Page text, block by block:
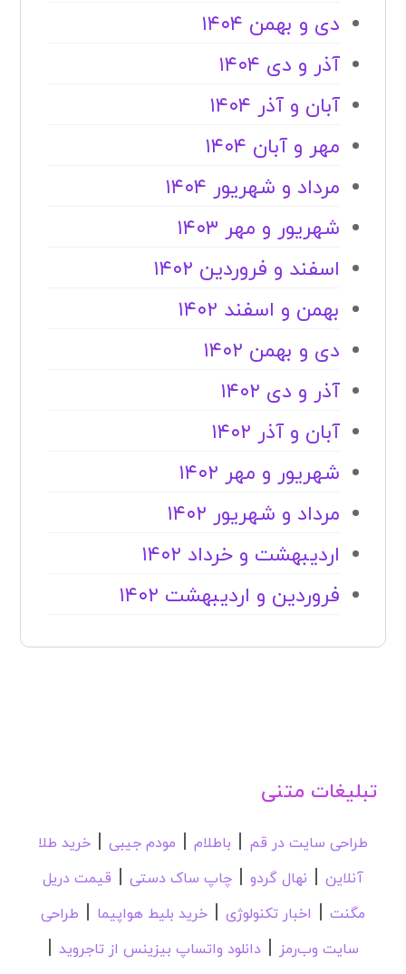
دی و بهمن ۱۴۰۴
آذر و دی ۱۴۰۴
آبان و آذر ۱۴۰۴
مهر و آبان ۱۴۰۴
مرداد و شهریور ۱۴۰۴
شهریور و مهر ۱۴۰۳
اسفند و فروردین ۱۴۰۲
بهمن و اسفند ۱۴۰۲
دی و بهمن ۱۴۰۲
آذر و دی ۱۴۰۲
آبان و آذر ۱۴۰۲
شهریور و مهر ۱۴۰۲
مرداد و شهریور ۱۴۰۲
اردیبهشت و خرداد ۱۴۰۲
فروردین و اردیبهشت ۱۴۰۲
تبلیغات متنی
طراحی سایت در قم | باطلام | مودم جیبی | خرید طلا
آنلاین | نهال گردو | چاپ ساک دستی | قیمت دریل
مگنت | اخبار تکنولوژی | خرید بلیط هواپیما | طراحی
سایت وب‌رمز| دانلود واتساپ بیزینس از تاجروید |